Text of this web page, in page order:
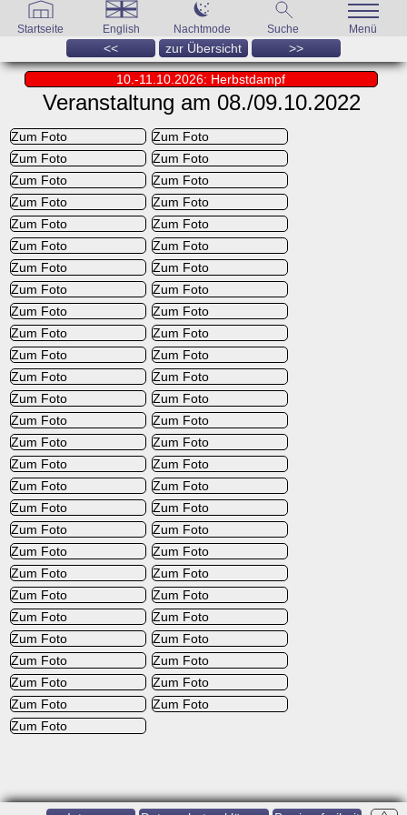
Startseite English Nachtmode Suche Menü
<< zur Übersicht >>
10.-11.10.2026: Herbstdampf
Veranstaltung am 08./09.10.2022
Zum Foto
Zum Foto
Zum Foto
Zum Foto
Zum Foto
Zum Foto
Zum Foto
Zum Foto
Zum Foto
Zum Foto
Zum Foto
Zum Foto
Zum Foto
Zum Foto
Zum Foto
Zum Foto
Zum Foto
Zum Foto
Zum Foto
Zum Foto
Zum Foto
Zum Foto
Zum Foto
Zum Foto
Zum Foto
Zum Foto
Zum Foto
Zum Foto
Zum Foto
Zum Foto
Zum Foto
Zum Foto
Zum Foto
Zum Foto
Zum Foto
Zum Foto
Zum Foto
Zum Foto
Zum Foto
Zum Foto
Zum Foto
Zum Foto
Zum Foto
Zum Foto
Zum Foto
Zum Foto
Zum Foto
Zum Foto
Zum Foto
Zum Foto
Zum Foto
Zum Foto
Zum Foto
Zum Foto
Zum Foto